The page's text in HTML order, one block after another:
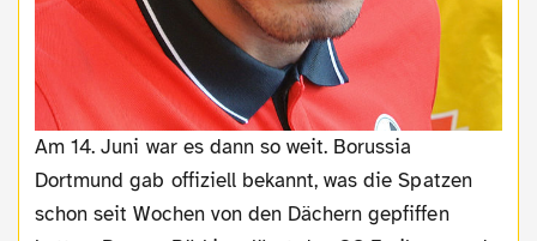
Am 14. Juni war es dann so weit. Borussia
Dortmund gab offiziell bekannt, was die Spatzen
schon seit Wochen von den Dächern gepfiffen